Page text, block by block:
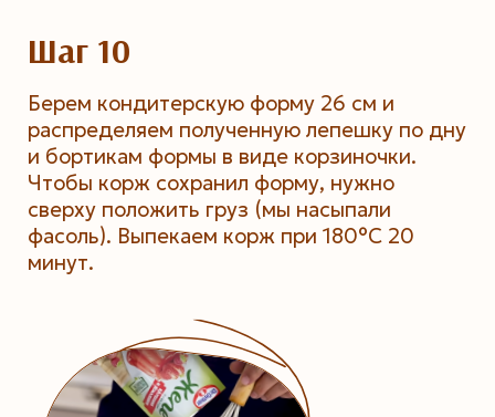
Шаг 10
Берем кондитерскую форму 26 см и
распределяем полученную лепешку по дну
и бортикам формы в виде корзиночки.
Чтобы корж сохранил форму, нужно
сверху положить груз (мы насыпали
фасоль). Выпекаем корж при 180°С 20
минут.